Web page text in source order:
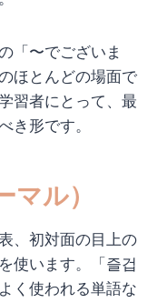
「〜でございま
ほとんどの場面で
習者にとって、最
き形です。
ル）
、初対面の目上の
使います。「즐겁
く使われる単語な